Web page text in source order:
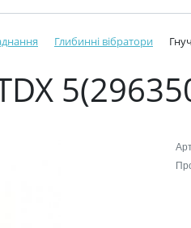
Глибинні вібратори